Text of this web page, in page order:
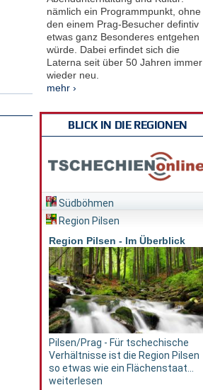
nämlich ein Programmpunkt, ohne
den einem Prag-Besucher defintiv
etwas ganz Besonderes entgehen
würde. Dabei erfindet sich die
Laterna seit über 50 Jahren immer
wieder neu.
mehr ›
BLICK IN DIE REGIONEN
Südböhmen
Region Pilsen
Region Pilsen - Im Überblick
Pilsen/Prag - Für tschechische
Verhältnisse ist die Region Pilsen
so etwas wie ein Flächenstaat...
weiterlesen